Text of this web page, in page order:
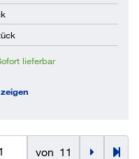
lieferbar
von 11